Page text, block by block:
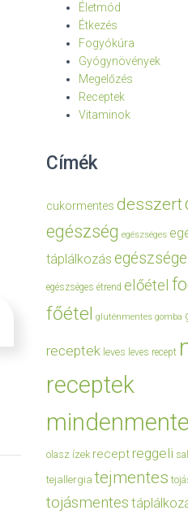
Életmód
Étkezés
Fogyókúra
Gyógynövények
Megelőzés
Receptek
Vitaminok
Címék
cukormentes desszert
egészség egészséges
táplálkozás
egészséges étrend előétel
főétel gluténmentes gomba
receptek leves leves recept
receptek
olasz ízek recept reggeli
tejallergia tejmentes
tojásmentes